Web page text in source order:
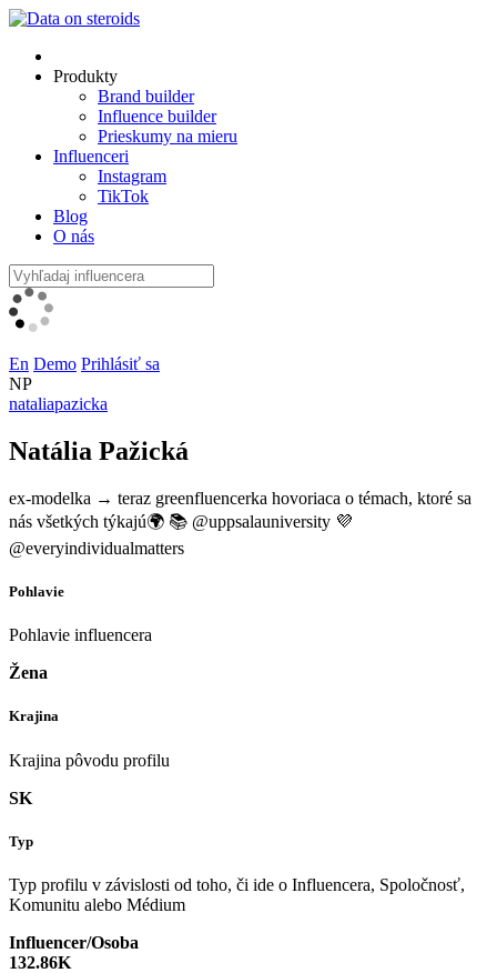
Produkty
Brand builder
Influence builder
Prieskumy na mieru
Influenceri
Instagram
TikTok
Blog
O nás
En Demo Prihlásiť sa
NP
nataliapazicka
Natália Pažická
ex-modelka → teraz greenfluencerka hovoriaca o témach, ktoré sa
nás všetkých týkajú🌍 📚 @uppsalauniversity 💜
@everyindividualmatters
Pohlavie
Pohlavie influencera
Žena
Krajina
Krajina pôvodu profilu
SK
Typ
Typ profilu v závislosti od toho, či ide o Influencera, Spoločnosť,
Komunitu alebo Médium
Influencer/Osoba
132.86K